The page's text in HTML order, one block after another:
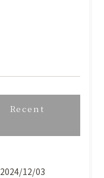
Recent
2024/12/03